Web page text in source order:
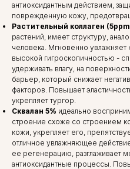
антиоксидантным действием,
поврежденную кожу,
Растительный коллаген
растений, имеет структуру,
человека. Мгновенно увлажняет
высокой гигроскопичностью -
удерживать влагу, на
барьер, который снижает
факторов. Повышает
укрепляет тургор.
Сквалан 5% идеально
строение схоже со строением
кожи, укрепляет его,
отличное увлажняющее
ее регенерацию, разглаживает
антиоксидантные процессы.